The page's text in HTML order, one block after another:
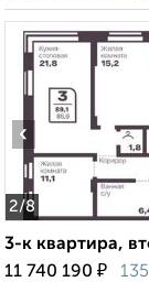
2/8
‹
3-к квартира,
11 740 190 ₽